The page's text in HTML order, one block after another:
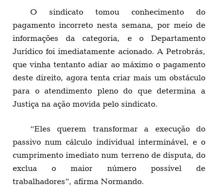
O sindicato tomou conhecimento do
pagamento incorreto nesta semana, por meio de
informações da categoria, e o Departamento
Jurídico foi imediatamente acionado. A Petrobrás,
que vinha tentanto adiar ao máximo o pagamento
deste direito, agora tenta criar mais um obstáculo
para o atendimento pleno do que determina a
Justiça na ação movida pelo sindicato.
“Eles querem transformar a execução do
passivo num cálculo individual interminável, e o
cumprimento imediato num terreno de disputa, do
exclua o maior número possível de
trabalhadores”, afirma Normando.